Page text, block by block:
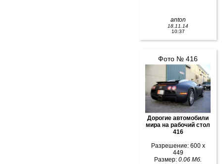
anton
18.11.14
10:37
Фото № 416
Дорогие автомобили
мира на рабочий стол
416
Разрешение: 600 x
449
Размер: 0.06 Мб.